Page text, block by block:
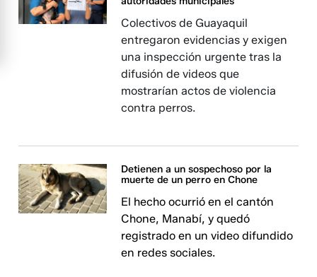
Colectivos de Guayaquil
entregaron evidencias y exigen
una inspección urgente tras la
difusión de videos que
mostrarían actos de violencia
contra perros.
Detienen a un sospechoso por la
muerte de un perro en Chone
El hecho ocurrió en el cantón
Chone, Manabí, y quedó
registrado en un video difundido
en redes sociales.